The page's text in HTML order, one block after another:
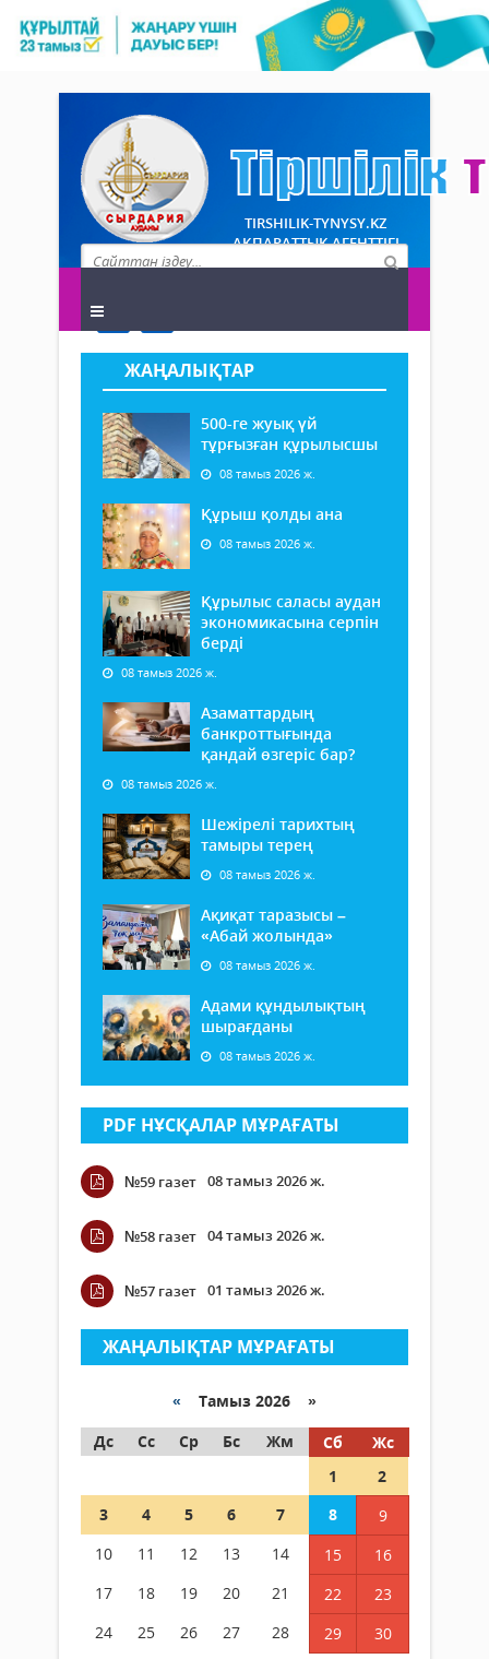
TIRSHILIK-TYNYSY.KZ
АҚПАРАТТЫҚ АГЕНТТІГІ
ЖАҢАЛЫҚТАР
500-ге жуық үй
тұрғызған құрылысшы
08 тамыз 2026 ж.
Құрыш қолды ана
08 тамыз 2026 ж.
Құрылыс саласы аудан
экономикасына серпін
берді
08 тамыз 2026 ж.
Азаматтардың
банкроттығында
қандай өзгеріс бар?
08 тамыз 2026 ж.
Шежірелі тарихтың
тамыры терең
08 тамыз 2026 ж.
Ақиқат таразысы –
«Абай жолында»
08 тамыз 2026 ж.
Адами құндылықтың
шырағданы
08 тамыз 2026 ж.
PDF НҰСҚАЛАР МҰРАҒАТЫ
№59 газет 08 тамыз 2026 ж.
№58 газет 04 тамыз 2026 ж.
№57 газет 01 тамыз 2026 ж.
ЖАҢАЛЫҚТАР МҰРАҒАТЫ
« Тамыз 2026 »
Дс
Сс Ср Бс Жм Сб
Жс
1
2
3
4 5 6 7 8
9
10
11 12 13 14 15
16
17
18 19 20 21 22
23
24
25 26 27 28 29
30